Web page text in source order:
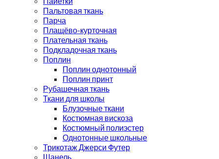
Пальтовая ткань
Парча
Плащёво-курточная
Плательная ткань
Подкладочная ткань
Поплин
Поплин однотонный
Поплин принт
Рубашечная ткань
Ткани для школы
Блузочные ткани
Костюмная вискоза
Костюмный полиэстер
Однотонные школьные
Трикотаж Джерси Футер
Шанель